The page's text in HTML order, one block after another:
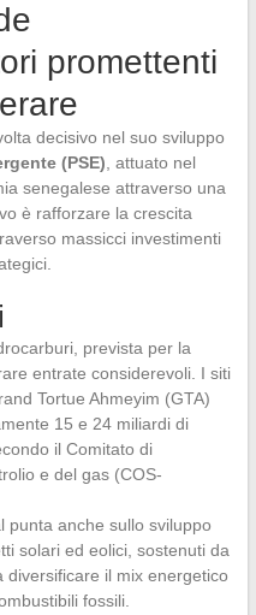
promettenti
decisivo nel suo sviluppo
(PSE), attuato nel
senegalese attraverso una
è rafforzare la crescita
massicci investimenti
prevista per la
entrate considerevoli. I siti
Tortue Ahmeyim (GTA)
15 e 24 miliardi di
il Comitato di
e del gas (COS-
punta anche sullo sviluppo
solari ed eolici, sostenuti da
il mix energetico
fossili.